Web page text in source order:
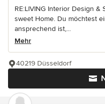
RE:LIVING Interior Design &
sweet Home. Du möchtest
ansprechend ist,...
Mehr
40219 Düsseldorf